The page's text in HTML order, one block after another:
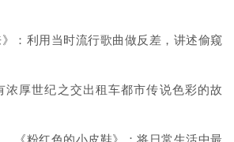
》：利用当时流行歌曲做反差，讲述偷窥
浓厚世纪之交出租车都市传说色彩的故